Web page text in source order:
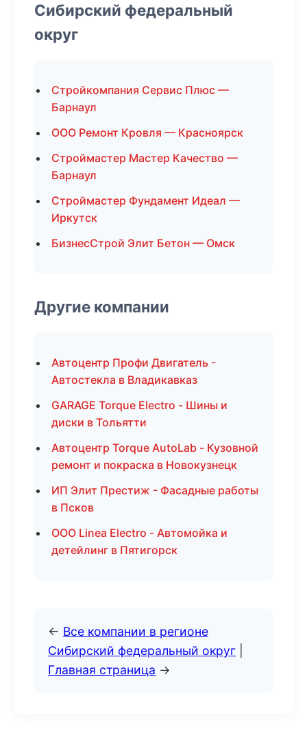
Сибирский федеральный
округ
Стройкомпания Сервис Плюс —
Барнаул
ООО Ремонт Кровля — Красноярск
Строймастер Мастер Качество —
Барнаул
Строймастер Фундамент Идеал —
Иркутск
БизнесСтрой Элит Бетон — Омск
Другие компании
Автоцентр Профи Двигатель -
Автостекла в Владикавказ
GARAGE Torque Electro - Шины и
диски в Тольятти
Автоцентр Torque AutoLab - Кузовной
ремонт и покраска в Новокузнецк
ИП Элит Престиж - Фасадные работы
в Псков
ООО Linea Electro - Автомойка и
детейлинг в Пятигорск
← Все компании в регионе
Сибирский федеральный округ
Главная страница →